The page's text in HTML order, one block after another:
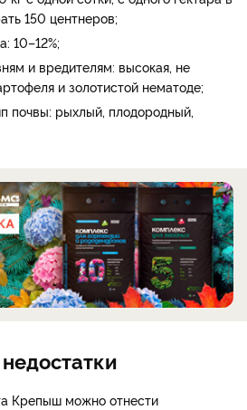
150 центнеров;
10–12%;
и вредителям: высокая, не
и золотистой нематоде;
почвы: рыхлый, плодородный,
Крепыш можно отнести